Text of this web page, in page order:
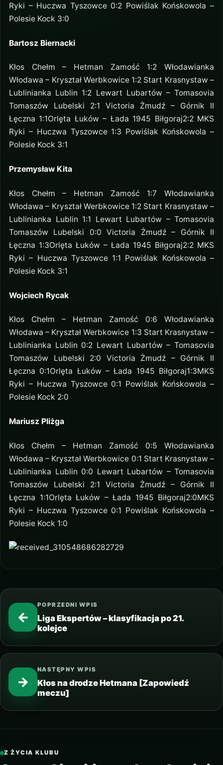
Ryki – Huczwa Tyszowce 0:2 Powiślak Końskowola –
Polesie Kock 3:0
Bartosz Biernacki
Kłos Chełm – Hetman Zamość 1:2 Włodawianka
Włodawa – Kryształ Werbkowice 1:2 Start Krasnystaw –
Lublinianka Lublin 1:2 Lewart Lubartów – Tomasovia
Tomaszów Lubelski 2:1 Victoria Żmudź – Górnik II
Łęczna 1:1Orlęta Łuków – Łada 1945 Biłgoraj2:2 MKS
Ryki – Huczwa Tyszowce 1:3 Powiślak Końskowola –
Polesie Kock 3:1
Przemysław Kita
Kłos Chełm – Hetman Zamość 1:7 Włodawianka
Włodawa – Kryształ Werbkowice 1:2 Start Krasnystaw –
Lublinianka Lublin 1:1 Lewart Lubartów – Tomasovia
Tomaszów Lubelski 0:0 Victoria Żmudź – Górnik II
Łęczna 1:3Orlęta Łuków – Łada 1945 Biłgoraj2:2 MKS
Ryki – Huczwa Tyszowce 1:1 Powiślak Końskowola –
Polesie Kock 3:1
Wojciech Rycak
Kłos Chełm – Hetman Zamość 0:6 Włodawianka
Włodawa – Kryształ Werbkowice 1:3 Start Krasnystaw –
Lublinianka Lublin 0:2 Lewart Lubartów – Tomasovia
Tomaszów Lubelski 2:0 Victoria Żmudź – Górnik II
Łęczna 0:1Orlęta Łuków – Łada 1945 Biłgoraj1:3MKS
Ryki – Huczwa Tyszowce 0:1 Powiślak Końskowola –
Polesie Kock 2:0
Mariusz Pliżga
Kłos Chełm – Hetman Zamość 0:5 Włodawianka
Włodawa – Kryształ Werbkowice 0:1 Start Krasnystaw –
Lublinianka Lublin 0:0 Lewart Lubartów – Tomasovia
Tomaszów Lubelski 2:1 Victoria Żmudź – Górnik II
Łęczna 1:1Orlęta Łuków – Łada 1945 Biłgoraj2:0MKS
Ryki – Huczwa Tyszowce 0:1 Powiślak Końskowola –
Polesie Kock 1:0
←
POPRZEDNI WPIS
Liga Ekspertów – klasyfikacja po 21.
kolejce
NASTĘPNY WPIS
Kłos na drodze Hetmana [Zapowiedź
meczu]
→
Z ŻYCIA KLUBU